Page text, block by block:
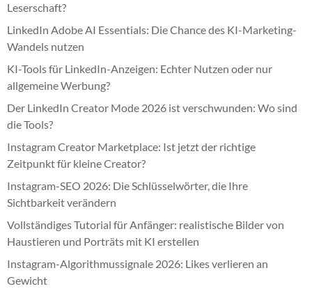
Leserschaft?
LinkedIn Adobe AI Essentials: Die Chance des KI-Marketing-
Wandels nutzen
KI-Tools für LinkedIn-Anzeigen: Echter Nutzen oder nur
allgemeine Werbung?
Der LinkedIn Creator Mode 2026 ist verschwunden: Wo sind
die Tools?
Instagram Creator Marketplace: Ist jetzt der richtige
Zeitpunkt für kleine Creator?
Instagram-SEO 2026: Die Schlüsselwörter, die Ihre
Sichtbarkeit verändern
Vollständiges Tutorial für Anfänger: realistische Bilder von
Haustieren und Porträts mit KI erstellen
Instagram-Algorithmussignale 2026: Likes verlieren an
Gewicht